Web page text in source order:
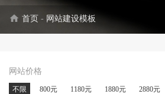
home 首页 - 网站建设模板
网站价格
不限 800元 1180元 1880元 2880元